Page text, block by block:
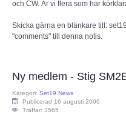
och CW. Är vi flera som har
Skicka gärna en blänkare till:
"comments" till denna notis.
Ny medlem - Stig
Kategori: Set19 News
Publicerad 16 augusti 2006
Träffar: 3565